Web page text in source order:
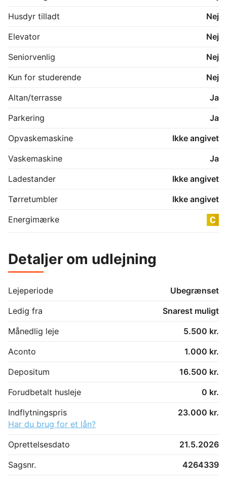
Husdyr tilladt
Nej
Elevator
Nej
Seniorvenlig
Nej
Kun for studerende
Nej
Altan/terrasse
Ja
Parkering
Ja
Opvaskemaskine
Ikke angivet
Vaskemaskine
Ja
Ladestander
Ikke angivet
Tørretumbler
Ikke angivet
Energimærke
Detaljer om udlejning
Lejeperiode
Ubegrænset
Ledig fra
Snarest muligt
Månedlig leje
5.500 kr.
Aconto
1.000 kr.
Depositum
16.500 kr.
Forudbetalt husleje
0 kr.
Indflytningspris
23.000 kr.
Har du brug for et lån?
Oprettelsesdato
21.5.2026
Sagsnr.
4264339